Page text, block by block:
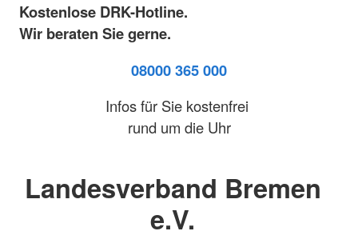
Kostenlose DRK-Hotline.
Wir beraten Sie gerne.
08000 365 000
Infos für Sie kostenfrei
rund um die Uhr
Landesverband Bremen
e.V.